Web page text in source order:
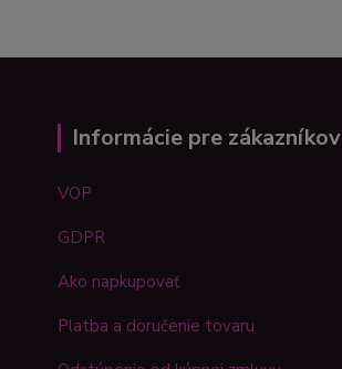
Informácie pre zákazníkov
VOP
GDPR
Ako napkupovať
Platba a doručenie tovaru